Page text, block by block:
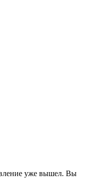
уже вышел. Вы